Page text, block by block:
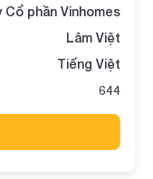
Cổ phần Vinhomes
Lâm Việt
Tiếng Việt
644